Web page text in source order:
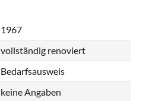
1967
vollständig renoviert
Bedarfsausweis
keine Angaben